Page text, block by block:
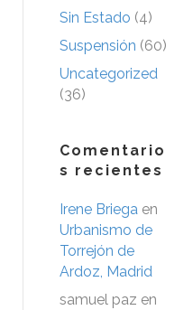
Sin Estado (4)
Suspensión (60)
Uncategorized
(36)
Comentario
s recientes
Irene Briega en
Urbanismo de
Torrejón de
Ardoz, Madrid
samuel paz en